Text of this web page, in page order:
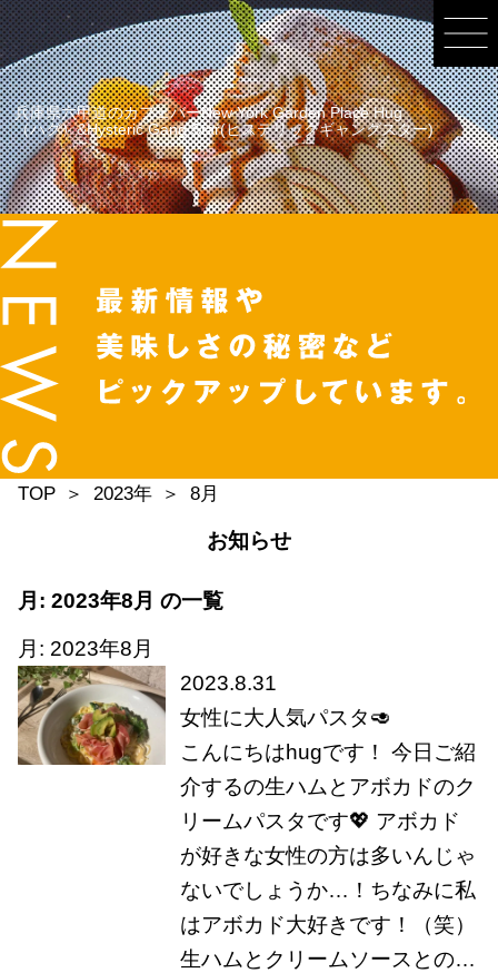
兵庫県六甲道のカフェバーNew York Garden Place Hug
（ハグ）&Hysteric Gang Star(ヒステリックギャングスター)
TOP 2023年 8月
お知らせ
月: 2023年8月 の一覧
月: 2023年8月
2023.8.31
女性に大人気パスタ🥑
こんにちはhugです！ 今日ご紹
介するの生ハムとアボカドのク
リームパスタです💖 アボカド
が好きな女性の方は多いんじゃ
ないでしょうか…！ちなみに私
はアボカド大好きです！（笑）
生ハムとクリームソースとの…